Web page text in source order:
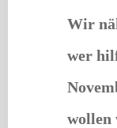
Wir
wer
wollen